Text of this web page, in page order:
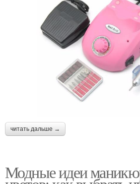
читать дальше →
Модные идеи